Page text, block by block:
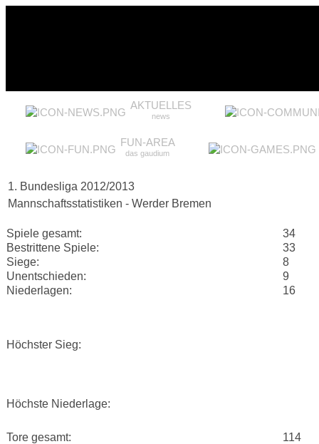
AKTUELLES
news
FUN-AREA
das gaudium
1. Bundesliga 2012/2013
Mannschaftsstatistiken - Werder Bremen
Spiele gesamt:
34
Bestrittene Spiele:
33
Siege:
8
Unentschieden:
9
Niederlagen:
16
Höchster Sieg:
Höchste Niederlage:
Tore gesamt:
114